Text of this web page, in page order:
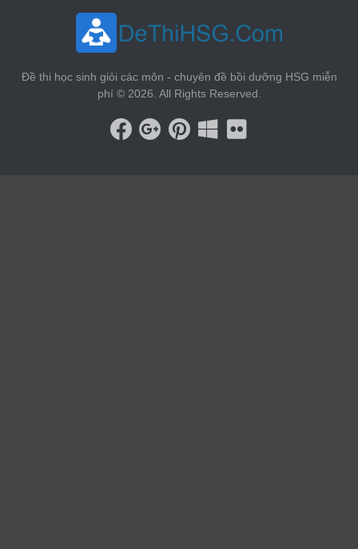
Đề thi học sinh giỏi các môn - chuyên đề bồi dưỡng HSG miễn
phí © 2026. All Rights Reserved.